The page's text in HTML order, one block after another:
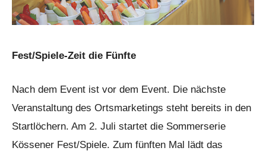
Fest/Spiele-Zeit die Fünfte
Nach dem Event ist vor dem Event. Die nächste
Veranstaltung des Ortsmarketings steht bereits in den
Startlöchern. Am 2. Juli startet die Sommerserie
Kössener Fest/Spiele. Zum fünften Mal lädt das